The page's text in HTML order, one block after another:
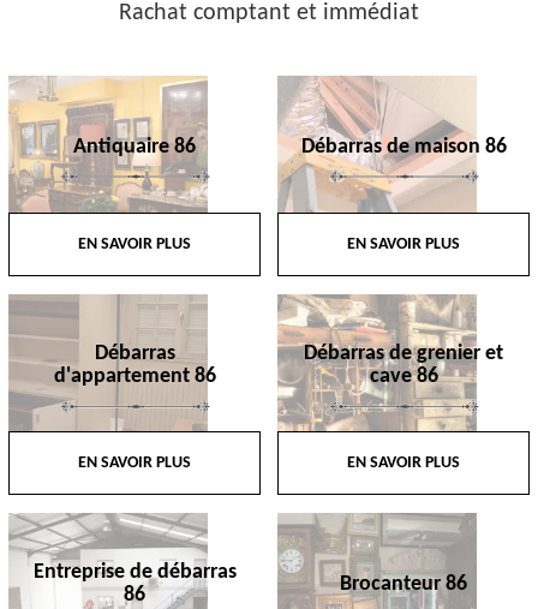
Rachat comptant et immédiat
Antiquaire 86
EN SAVOIR PLUS
Débarras de maison 86
EN SAVOIR PLUS
Débarras
d'appartement 86
EN SAVOIR PLUS
Débarras de grenier et
cave 86
EN SAVOIR PLUS
Entreprise de débarras
86
Brocanteur 86